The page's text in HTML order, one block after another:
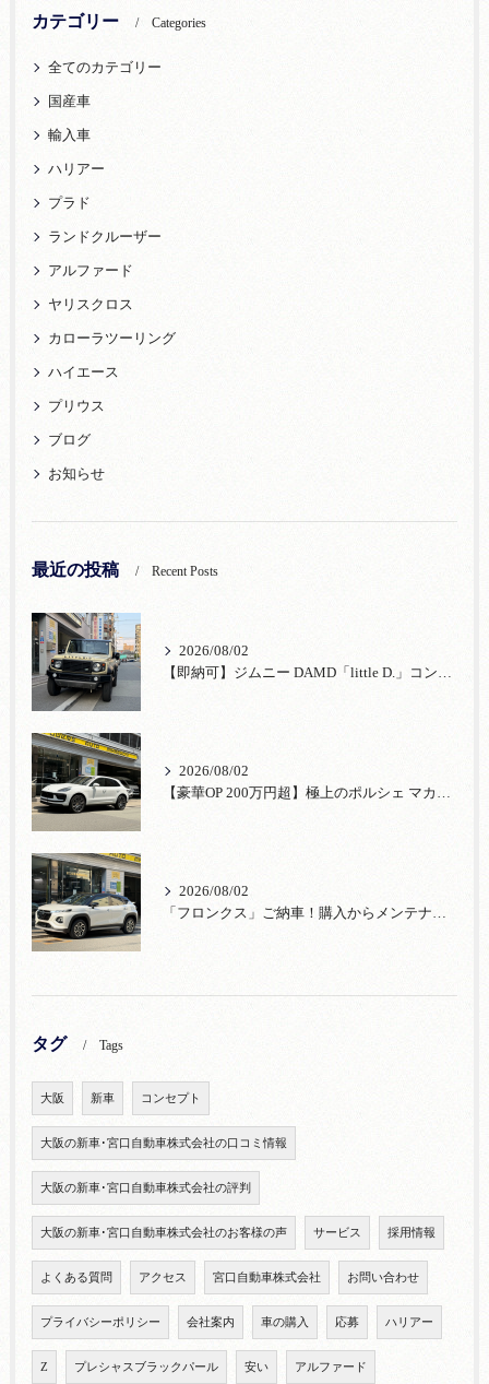
カテゴリー Categories
全てのカテゴリー
国産車
輸入車
ハリアー
プラド
ランドクルーザー
アルファード
ヤリスクロス
カローラツーリング
ハイエース
プリウス
ブログ
お知らせ
最近の投稿 Recent Posts
2026/08/02
【即納可】ジムニー DAMD「little D.」コンプリート！登録済未使用車あり
2026/08/02
【豪華OP 200万円超】極上のポルシェ マカンが入荷！注目のオプション装備
2026/08/02
「フロンクス」ご納車！購入からメンテナンス・リコールまで！宮口自動車
タグ Tags
大阪 新車 コンセプト
大阪の新車･宮口自動車株式会社の口コミ情報
大阪の新車･宮口自動車株式会社の評判
大阪の新車･宮口自動車株式会社のお客様の声 サービス 採用情報
よくある質問 アクセス 宮口自動車株式会社 お問い合わせ
プライバシーポリシー 会社案内 車の購入 応募 ハリアー
Z プレシャスブラックパール 安い アルファード